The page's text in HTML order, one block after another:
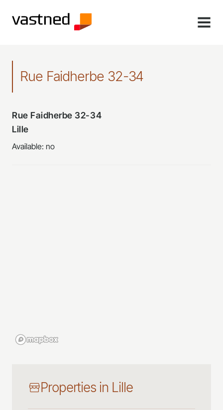
MENU
Rue Faidherbe 32-34
Rue Faidherbe 32-34
Lille
Available: no
Properties in Lille